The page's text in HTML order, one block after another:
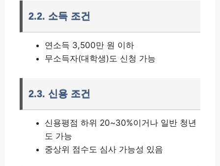
2.2. 소득 조건
연소득 3,500만 원 이하
무소득자(대학생)도 신청 가능
2.3. 신용 조건
신용평점 하위 20~30%이거나 일반 청년
도 가능
중상위 점수도 심사 가능성 있음